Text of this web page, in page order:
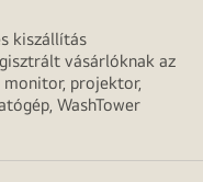
kiszállítás
vásárlóknak az
monitor, projektor,
WashTower